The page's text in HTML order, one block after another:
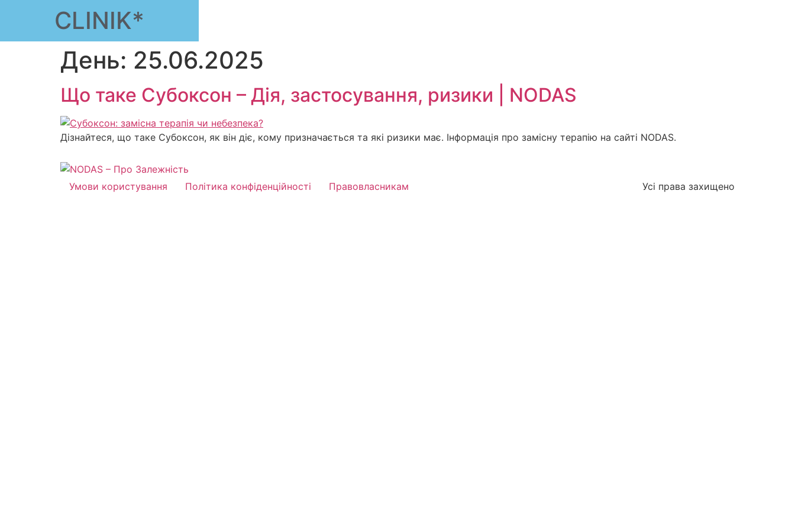
CLINIK*
День: 25.06.2025
Що таке Субоксон – Дія, застосування, ризики | NODAS
Дізнайтеся, що таке Субоксон, як він діє, кому призначається та які ризики має. Інформація про замісну терапію на сайті NODAS.
Умови користування Політика конфіденційності Правовласникам Усі права захищено